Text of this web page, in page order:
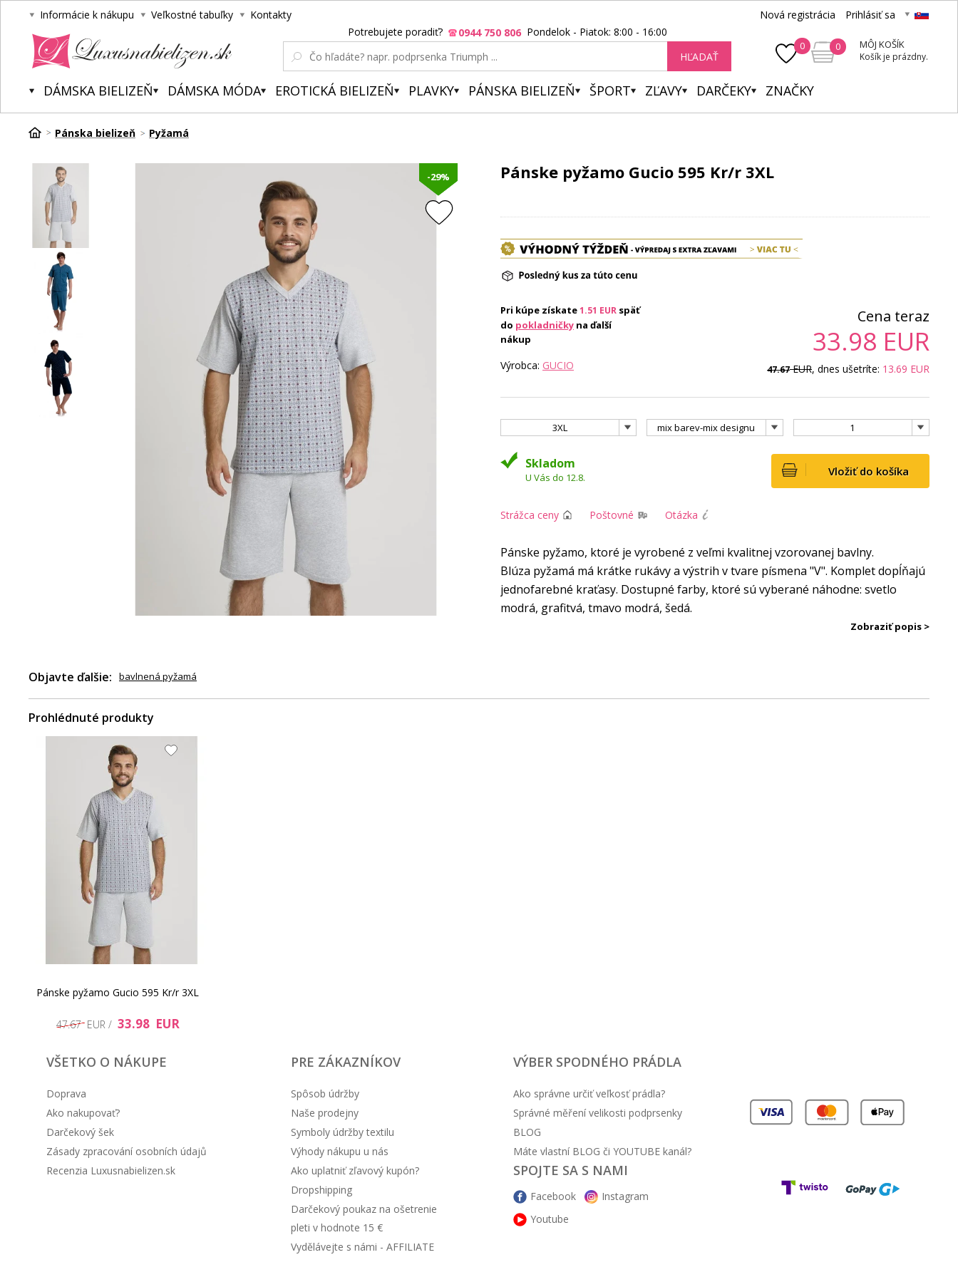
Informácie k nákupu Veľkostné tabuľky Kontakty Nová registrácia Prihlásiť sa
0 0 MÔJ KOŠÍK
Košík je prázdny.
Potrebujete poradiť? 0944 750 806 Pondelok - Piatok: 8:00 - 16:00
HĽADAŤ
DÁMSKA BIELIZEŇ DÁMSKA MÓDA EROTICKÁ BIELIZEŇ PLAVKY PÁNSKA BIELIZEŇ ŠPORT ZĽAVY DARČEKY ZNAČKY
Pánska bielizeň Pyžamá
-29% Pánske pyžamo Gucio 595 Kr/r 3XL
Pri kúpe získate1.51 EUR späť
do pokladničky na ďalší
nákup
Výrobca: GUCIO
Cena teraz
33.98 EUR
47.67EUR, dnes ušetríte: 13.69 EUR
3XL mix barev-mix designu 1
Vložiť do košíka
Skladom
U Vás do 12.8.
Strážca ceny Poštovné Otázka
Zobraziť popis >
Pánske pyžamo, ktoré je vyrobené z veľmi kvalitnej vzorovanej bavlny.
Blúza pyžamá má krátke rukávy a výstrih v tvare písmena "V". Komplet dopĺňajú
jednofarebné kraťasy. Dostupné farby, ktoré sú vyberané náhodne: svetlo
modrá, grafitvá, tmavo modrá, šedá.
Objavte ďalšie: bavlnená pyžamá
Prohlédnuté produkty
Pánske pyžamo Gucio 595 Kr/r 3XL
47.67 EUR / 33.98 EUR
VŠETKO O NÁKUPE
Doprava
Ako nakupovať?
Darčekový šek
Zásady zpracování osobních údajů
Recenzia Luxusnabielizen.sk
PRE ZÁKAZNÍKOV
Spôsob údržby
Naše prodejny
Symboly údržby textilu
Výhody nákupu u nás
Ako uplatniť zľavový kupón?
Dropshipping
Darčekový poukaz na ošetrenie
pleti v hodnote 15 €
Vydělávejte s námi - AFFILIATE
VÝBER SPODNÉHO PRÁDLA
Ako správne určiť veľkosť prádla?
Správné měření velikosti podprsenky
BLOG
Máte vlastní BLOG či YOUTUBE kanál?
SPOJTE SA S NAMI
Facebook
Instagram
Youtube